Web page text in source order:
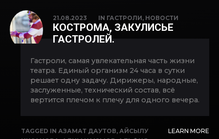
КУЛИКОВА
АХМЕТОВА,ЛЮБОВЬ БУТОРИНА,ОЛЕСЯ
МЕЗЕНЦЕВА,ОПЕРА,САЛАВАТ КИЕКБАЕВ,
СНЕГУРОЧКА,ФЕЛИКС КОРОБОВ
21.08.2023 IN ГАСТРОЛИ, НОВОСТИ
КОСТРОМА, ЗАКУЛИСЬЕ
ГАСТРОЛЕЙ.
Гастроли, самая увлекательная часть жизни
театра. Единый организм 24 часа в сутки
решает одну задачу. Дирижеры, народные,
заслуженные, технический состав, всё
вертится плечом к плечу для одного вечера.
TAGGED IN АЗАМАТ ДАУТОВ, АЙСЫЛУ
LEARN MORE